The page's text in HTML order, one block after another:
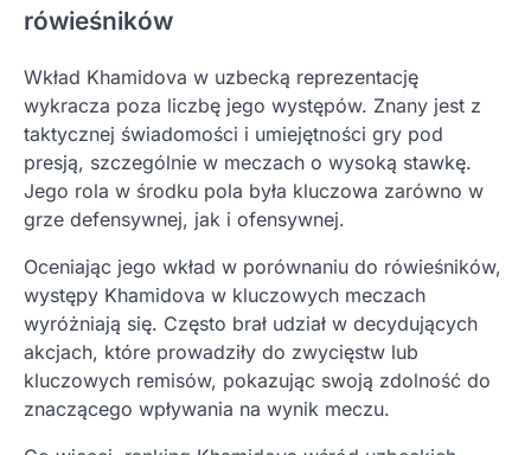
rówieśników
Wkład Khamidova w uzbecką reprezentację
wykracza poza liczbę jego występów. Znany jest z
taktycznej świadomości i umiejętności gry pod
presją, szczególnie w meczach o wysoką stawkę.
Jego rola w środku pola była kluczowa zarówno w
grze defensywnej, jak i ofensywnej.
Oceniając jego wkład w porównaniu do rówieśników,
występy Khamidova w kluczowych meczach
wyróżniają się. Często brał udział w decydujących
akcjach, które prowadziły do zwycięstw lub
kluczowych remisów, pokazując swoją zdolność do
znaczącego wpływania na wynik meczu.